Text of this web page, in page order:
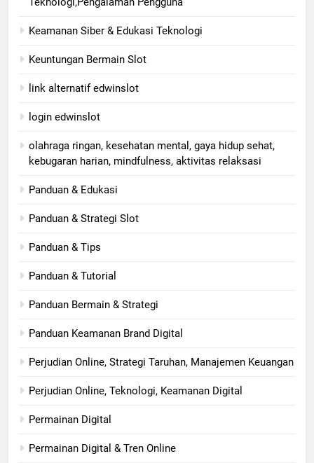
Keamanan Siber & Edukasi Teknologi
Keuntungan Bermain Slot
link alternatif edwinslot
login edwinslot
olahraga ringan, kesehatan mental, gaya hidup sehat,
kebugaran harian, mindfulness, aktivitas relaksasi
Panduan & Edukasi
Panduan & Strategi Slot
Panduan & Tips
Panduan & Tutorial
Panduan Bermain & Strategi
Panduan Keamanan Brand Digital
Perjudian Online, Strategi Taruhan, Manajemen Keuangan
Perjudian Online, Teknologi, Keamanan Digital
Permainan Digital
Permainan Digital & Tren Online